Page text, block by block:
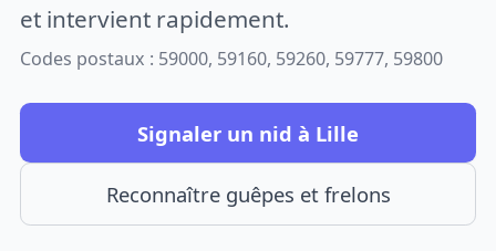
et intervient rapidement.
Codes postaux : 59000, 59160, 59260, 59777, 59800
Signaler un nid à Lille
Reconnaître guêpes et frelons